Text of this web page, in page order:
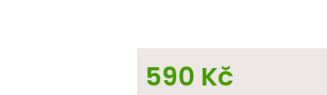
Naše receptury jsou určené pro
Jednotlivé příchutě můžete
590 Kč